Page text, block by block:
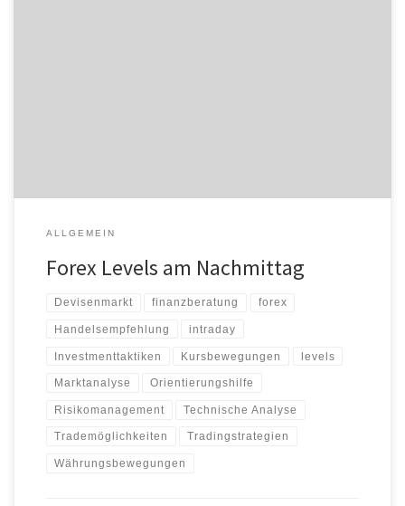
ALLGEMEIN
Forex Levels am Nachmittag
Devisenmarkt finanzberatung forex
Handelsempfehlung intraday
Investmenttaktiken Kursbewegungen levels
Marktanalyse Orientierungshilfe
Risikomanagement Technische Analyse
Trademöglichkeiten Tradingstrategien
Währungsbewegungen